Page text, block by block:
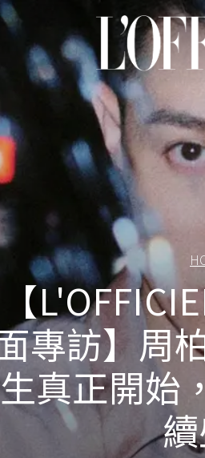
【
專訪】周
生真正開始